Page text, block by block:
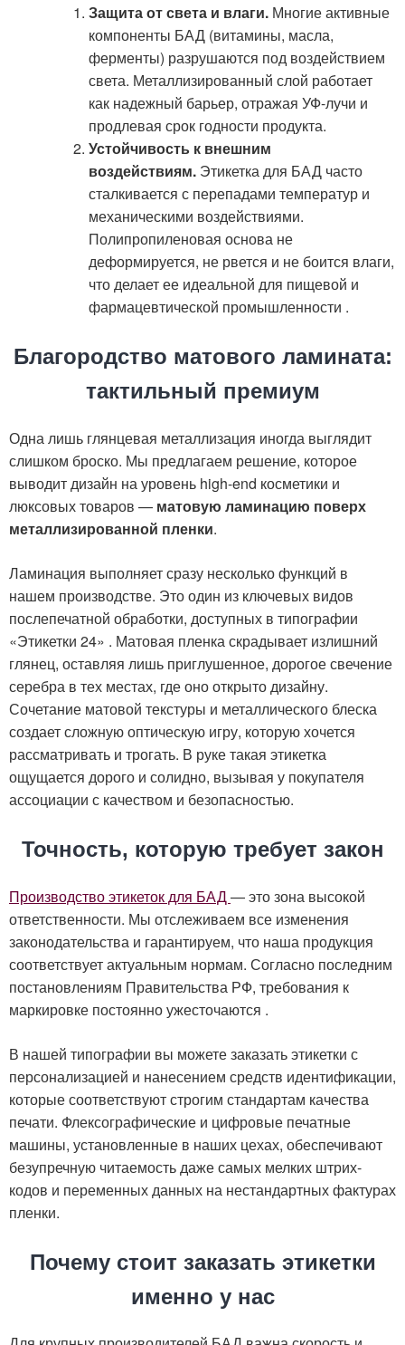
Защита от света и влаги. Многие активные
компоненты БАД (витамины, масла,
ферменты) разрушаются под воздействием
света. Металлизированный слой работает
как надежный барьер, отражая УФ-лучи и
продлевая срок годности продукта.
Устойчивость к внешним
воздействиям. Этикетка для БАД часто
сталкивается с перепадами температур и
механическими воздействиями.
Полипропиленовая основа не
деформируется, не рвется и не боится влаги,
что делает ее идеальной для пищевой и
фармацевтической промышленности .
Благородство матового ламината:
тактильный премиум
Одна лишь глянцевая металлизация иногда выглядит
слишком броско. Мы предлагаем решение, которое
выводит дизайн на уровень high-end косметики и
люксовых товаров — матовую ламинацию поверх
металлизированной пленки.
Ламинация выполняет сразу несколько функций в
нашем производстве. Это один из ключевых видов
послепечатной обработки, доступных в типографии
«Этикетки 24» . Матовая пленка скрадывает излишний
глянец, оставляя лишь приглушенное, дорогое свечение
серебра в тех местах, где оно открыто дизайну.
Сочетание матовой текстуры и металлического блеска
создает сложную оптическую игру, которую хочется
рассматривать и трогать. В руке такая этикетка
ощущается дорого и солидно, вызывая у покупателя
ассоциации с качеством и безопасностью.
Точность, которую требует закон
Производство этикеток для БАД— это зона высокой
ответственности. Мы отслеживаем все изменения
законодательства и гарантируем, что наша продукция
соответствует актуальным нормам. Согласно последним
постановлениям Правительства РФ, требования к
маркировке постоянно ужесточаются .
В нашей типографии вы можете заказать этикетки с
персонализацией и нанесением средств идентификации,
которые соответствуют строгим стандартам качества
печати. Флексографические и цифровые печатные
машины, установленные в наших цехах, обеспечивают
безупречную читаемость даже самых мелких штрих-
кодов и переменных данных на нестандартных фактурах
пленки.
Почему стоит заказать этикетки
именно у нас